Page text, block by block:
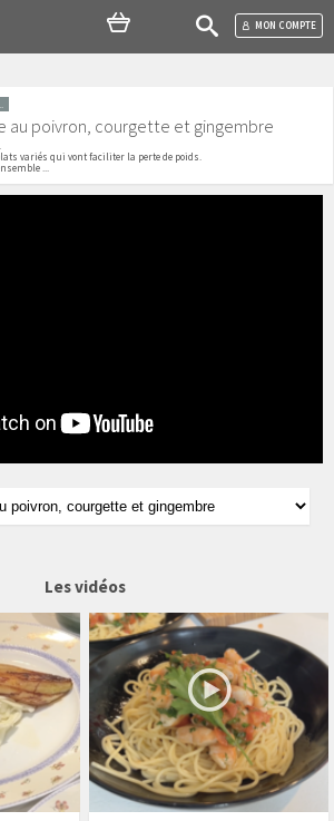
MON COMPTE
au poivron, courgette et gingembre
variés qui vont faciliter la perte de poids.
...
Les vidéos